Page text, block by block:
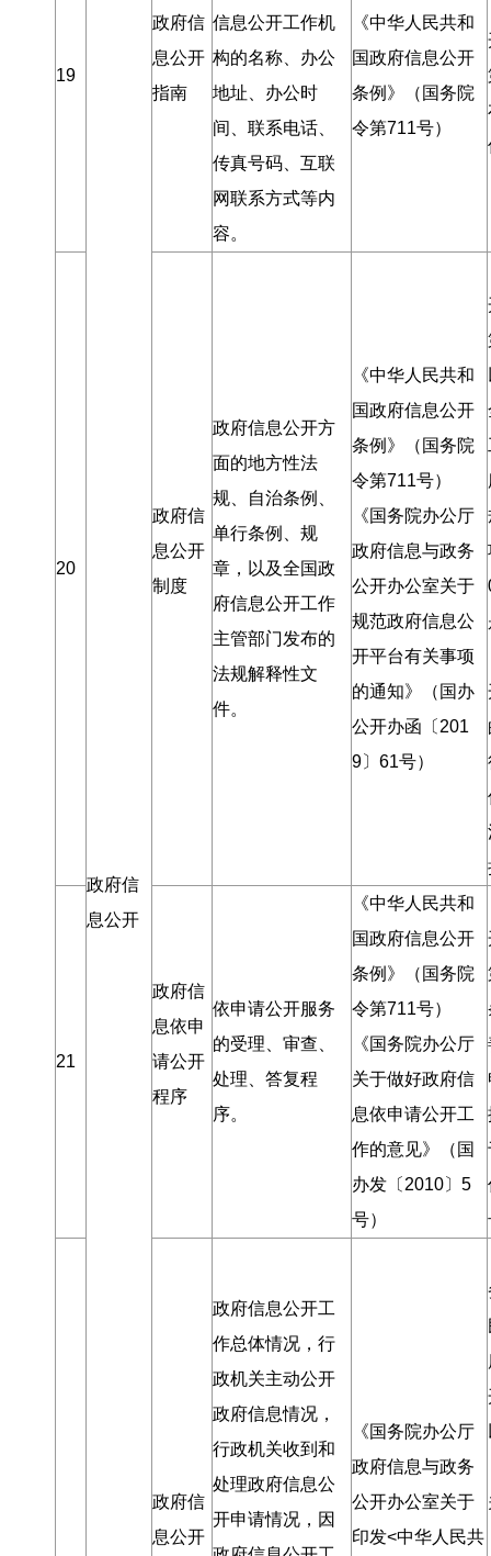
19
政府信
息公开
政府信
息公开
指南
信息公开工作机
构的名称、办公
地址、办公时
间、联系电话、
传真号码、互联
网联系方式等内
容。
《中华人民共和
国政府信息公开
条例》（国务院
令第711号）
20
政府信
息公开
制度
政府信息公开方
面的地方性法
规、自治条例、
单行条例、规
章 ， 以及全国政
府信息公开工作
主管部门发布的
法规解释性文
件。
《中华人民共和
国政府信息公开
条例》（国务院
令第711号）
《国务院办公厅
政府信息与政务
公开办公室关于
规范政府信息公
开平台有关事项
的通知》（国办
公开办函〔201
9〕61号）
21
政府信
息依申
请公开
程序
依申请公开服务
的受理、审查、
处理、答复程
序。
《中华人民共和
国政府信息公开
条例》（国务院
令第711号）
《国务院办公厅
关于做好政府信
息依申请公开工
作的意见》（国
办发〔2010〕5
号）
政府信
息公开
政府信息公开工
作总体情况 ， 行
政机关主动公开
政府信息情况 ，
行政机关收到和
处理政府信息公
开申请情况 ， 因
《国务院办公厅
政府信息与政务
公开办公室关于
印发<中华人民共